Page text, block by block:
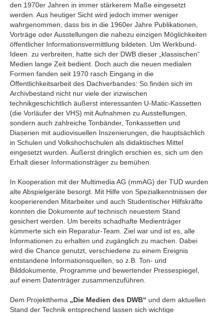
den 1970er Jahren in immer stärkerem Maße eingesetzt
werden. Aus heutiger Sicht wird jedoch immer weniger
wahrgenommen, dass bis in die 1960er Jahre Publikationen,
Vorträge oder Ausstellungen die nahezu einzigen Möglichkeiten
öffentlicher Informationsvermittlung bildeten. Um Werkbund-
Ideen zu verbreiten, hatte sich der DWB dieser „klassischen“
Medien lange Zeit bedient. Doch auch die neuen medialen
Formen fanden seit 1970 rasch Eingang in die
Öffentlichkeitsarbeit des Dachverbandes: So finden sich im
Archivbestand nicht nur viele der inzwischen
technikgeschichtlich äußerst interessanten U-Matic-Kassetten
(die Vorläufer der VHS) mit Aufnahmen zu Ausstellungen,
sondern auch zahlreiche Tonbänder, Tonkassetten und
Diaserien mit audiovisuellen Inszenierungen, die hauptsächlich
in Schulen und Volkshochschulen als didaktisches Mittel
eingesetzt wurden. Äußerst dringlich erschien es, sich um den
Erhalt dieser Informationsträger zu bemühen.
In Kooperation mit der Multimedia AG (mmAG) der TUD wurden
alte Abspielgeräte besorgt. Mit Hilfe von Spezialkenntnissen der
kooperierenden Mitarbeiter und auch Studentischer Hilfskräfte
konnten die Dokumente auf technisch neuestem Stand
gesichert werden. Um bereits schadhafte Medienträger
kümmerte sich ein Reparatur-Team. Ziel war und ist es, alle
Informationen zu erhalten und zugänglich zu machen. Dabei
wird die Chance genutzt, verschiedene zu einem Ereignis
entstandene Informationsquellen, so z.B. Ton- und
Bilddokumente, Programme und bewertender Pressespiegel,
auf einem Datenträger zusammenzuführen.
Dem Projektthema „Die Medien des DWB“ und dem aktuellen
Stand der Technik entsprechend lassen sich wichtige